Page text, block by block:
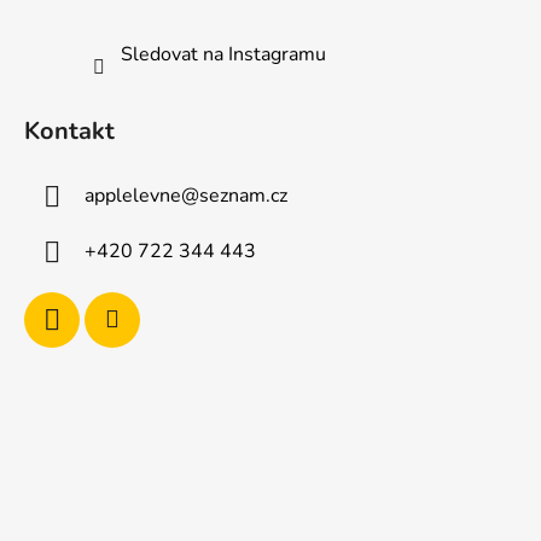
Sledovat na Instagramu
Kontakt
applelevne@seznam.cz
+420 722 344 443